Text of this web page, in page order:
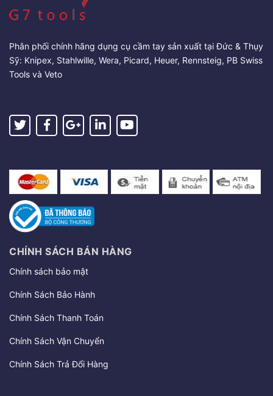
Phân phối chính hãng dụng cụ cầm tay sản xuất tại Đức & Thụy
Sỹ: Knipex, Stahlwille, Wera, Picard, Heuer, Rennsteig, PB Swiss
Tools và Veto
CHÍNH SÁCH BÁN HÀNG
Chính sách bảo mật
Chính Sách Bảo Hành
Chính Sách Thanh Toán
Chính Sách Vận Chuyển
Chính Sách Trả Đổi Hàng